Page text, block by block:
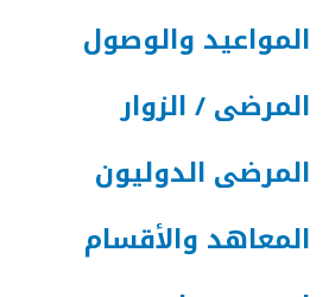
المواعيد والوصول
المرضى / الزوار
المرضى الدوليون
المعاهد والأقسام